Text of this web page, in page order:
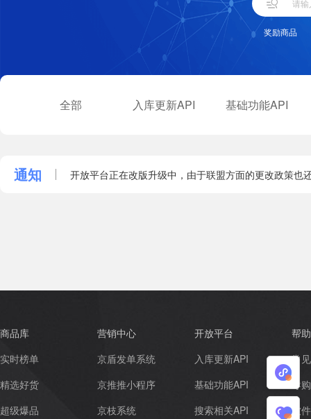
程
我
奖励商品
全部 入库更新API 基础功能API
通知 开放平台正在改版升级中，由于联盟方面的更改政策
商品库
实时榜单
精选好货
超级爆品
营销中心
京盾发单系统
京推推小程序
京枝系统
开放平台
入库更新API
基础功能API
搜索相关API
帮
常
导
软